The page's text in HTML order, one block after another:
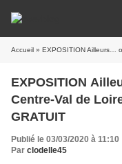
Accueil » EXPOSITION Ailleurs… ou plus
EXPOSITION
Centre-Val de
GRATUIT
Publié le 03/03/2020 à 11:10
Par clodelle45